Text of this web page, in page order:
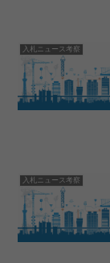
入札ニュース考察
入札ニュース考察